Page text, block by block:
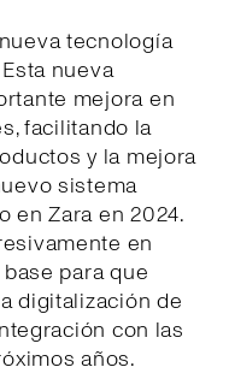
tecnología
nueva
mejora en
facilitando la
y la mejora
sistema
en Zara en 2024.
en
para que
digitalización de
con las
años.